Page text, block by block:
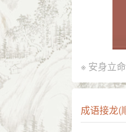
※ 安身立
成语接龙(